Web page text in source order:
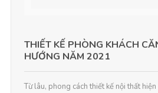
THIẾT KẾ PHÒNG KHÁCH
HƯỚNG NĂM 2021
Từ lâu, phong cách thiết kế nội thất